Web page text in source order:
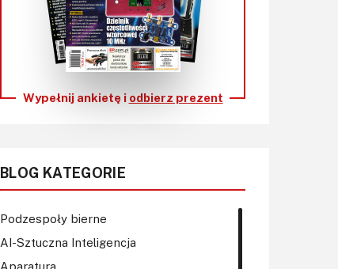
Kontakt
Newsletter
Magazyny
Do pobrania
Wypełnij ankietę i odbierz prezent
BLOG KATEGORIE
Podzespoły bierne
AI-Sztuczna Inteligencja
Aparatura